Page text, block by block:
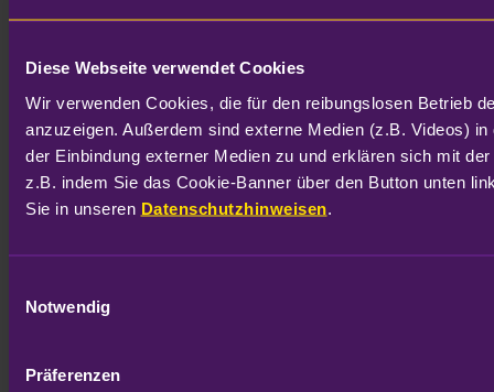
Diese Webseite verwendet Cookies
Wir verwenden Cookies, die für den reibungslosen Betrieb
anzuzeigen. Außerdem sind externe Medien (z.B. Videos)
der Einbindung externer Medien zu und erklären sich mit
z.B. indem Sie das Cookie-Banner über den Button unten
Sie in unseren Datenschutzhinweisen
Notwendig
Präferenzen